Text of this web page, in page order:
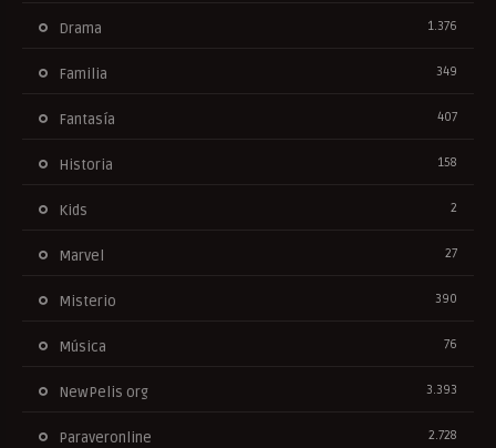
Drama 1.376
Familia 349
Fantasía 407
Historia 158
Kids 2
Marvel 27
Misterio 390
Música 76
NewPelis org 3.393
Paraveronline 2.728